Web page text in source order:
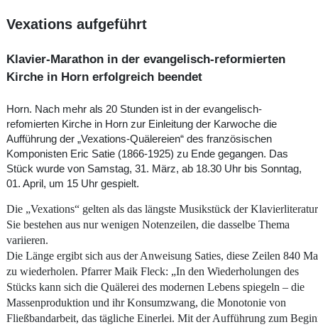
Vexations aufgeführt
Klavier-Marathon in der evangelisch-reformierten
Kirche in Horn erfolgreich beendet
Horn. Nach mehr als 20 Stunden ist in der evangelisch-
refomierten Kirche in Horn zur Einleitung der Karwoche die
Aufführung der „Vexations-Quälereien“ des französischen
Komponisten Eric Satie (1866-1925) zu Ende gegangen. Das
Stück wurde von Samstag, 31. März, ab 18.30 Uhr bis Sonntag,
01. April, um 15 Uhr gespielt.
Die „Vexations“ gelten als das längste Musikstück der
Sie bestehen aus nur wenigen Notenzeilen, die dasselbe Thema
variieren.
Die Länge ergibt sich aus der Anweisung Saties, diese Zeilen 840
zu wiederholen. Pfarrer Maik Fleck: „In den Wiederholungen des
Stücks kann sich die Quälerei des modernen Lebens spiegeln – die
Massenproduktion und ihr Konsumzwang, die Monotonie von
Fließbandarbeit, das tägliche Einerlei. Mit der Aufführung zum